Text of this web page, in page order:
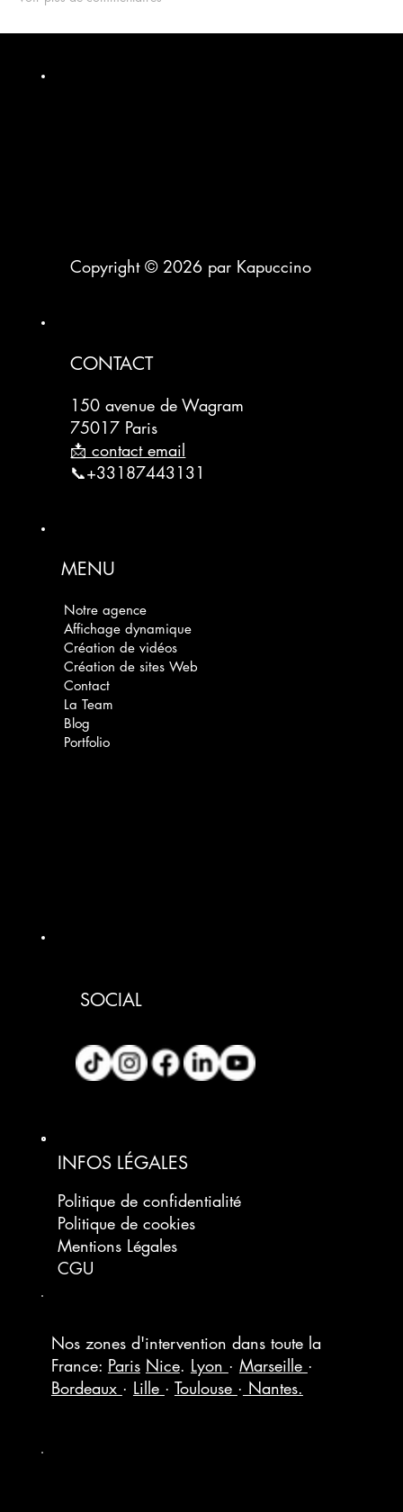
Copyright © 2026 par Kapuccino
CONTACT
150 avenue de Wagram
75017 Paris
📩 contact email
📞+33187443131
Nos zones d'intervention dans toute la
France: Paris Nice. Lyon · Marseille ·
Bordeaux · Lille · Toulouse · Nantes.
MENU
Notre agence
Affichage dynamique
Création de vidéos
Création de sites Web
Contact
La Team
Blog
Portfolio
SOCIAL
INFOS LÉGALES
Politique de confidentialité
Politique de cookies
Mentions Légales
CGU